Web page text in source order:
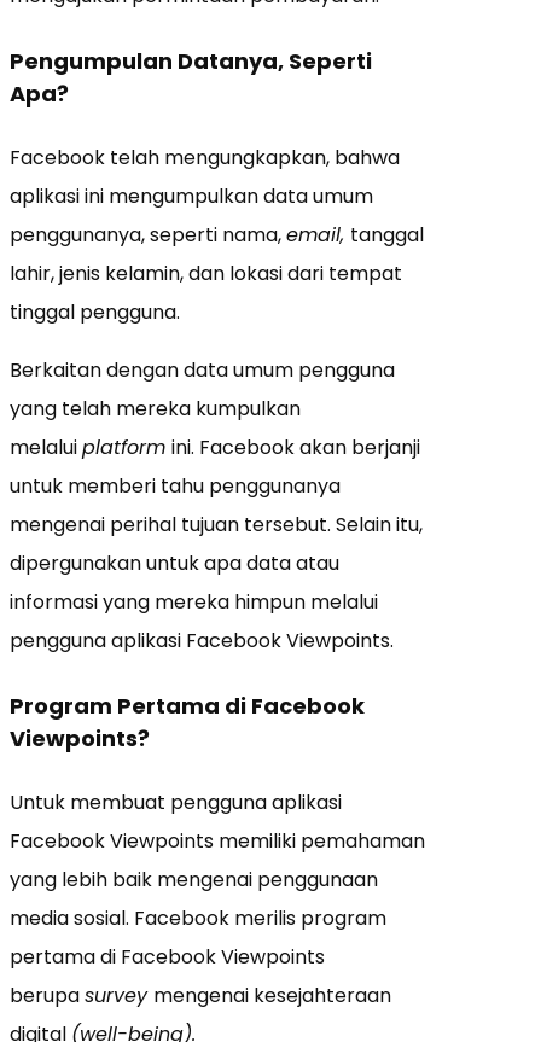
Pengumpulan Datanya, Seperti
Apa?
Facebook telah mengungkapkan, bahwa
aplikasi ini mengumpulkan data umum
penggunanya, seperti nama,email, tanggal
lahir, jenis kelamin, dan lokasi dari tempat
tinggal pengguna.
Berkaitan dengan data umum pengguna
yang telah mereka kumpulkan
melaluiplatform ini. Facebook akan berjanji
untuk memberi tahu penggunanya
mengenai perihal tujuan tersebut. Selain itu,
dipergunakan untuk apa data atau
informasi yang mereka himpun melalui
pengguna aplikasi Facebook Viewpoints.
Program Pertama di Facebook
Viewpoints?
Untuk membuat pengguna aplikasi
Facebook Viewpoints memiliki pemahaman
yang lebih baik mengenai penggunaan
media sosial. Facebook merilis program
pertama di Facebook Viewpoints
berupasurvey mengenai kesejahteraan
digital (well-being).